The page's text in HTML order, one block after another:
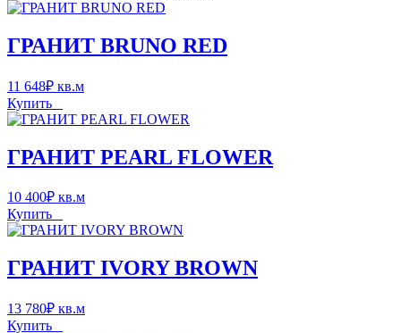
ГРАНИТ BRUNO RED
11 648₽ кв.м
Купить
ГРАНИТ PEARL FLOWER
10 400₽ кв.м
Купить
ГРАНИТ IVORY BROWN
13 780₽ кв.м
Купить